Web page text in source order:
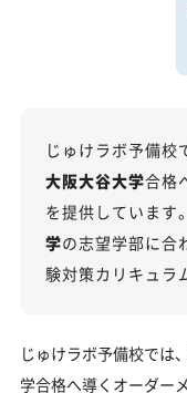
2026年度
科目別分
大阪大谷大学
大阪大谷大学
入試方式と
大阪大谷大
じゅけラボ予備校
大阪大谷大学合格
を提供しています
学の志望学部に合
験対策カリキュラ
じゅけラボ予備校では
学合格へ導くオーダー